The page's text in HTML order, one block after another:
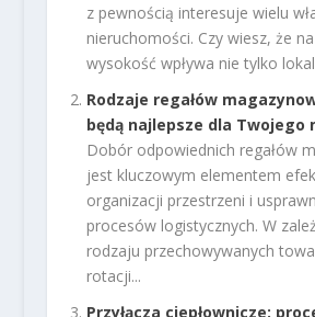
z pewnością interesuje wielu
nieruchomości. Czy wiesz, że
wysokość wpływa nie tylko
Rodzaje regałów
będą najlepsze dla Twojego
Dobór odpowiednich regałów
jest kluczowym elementem
organizacji przestrzeni i
procesów logistycznych. W
rodzaju przechowywanych
rotacji...
Przyłącza ciepłownicze: